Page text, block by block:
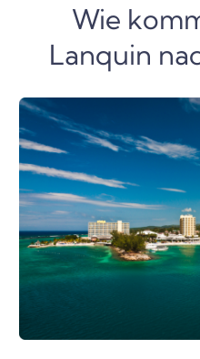
Wie
Lanquin